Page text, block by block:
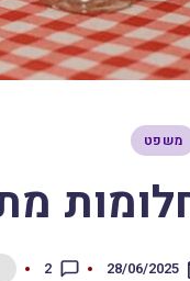
משפט
28/06/2025
2